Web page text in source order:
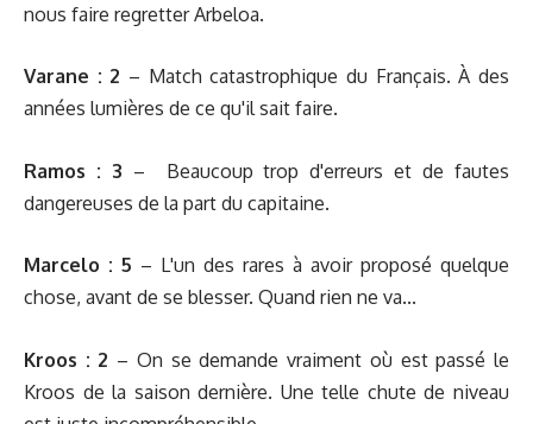
nous faire regretter Arbeloa.
Varane : 2 – Match catastrophique du Français. À des
années lumières de ce qu'il sait faire.
Ramos : 3 – Beaucoup trop d'erreurs et de fautes
dangereuses de la part du capitaine.
Marcelo : 5 – L'un des rares à avoir proposé quelque
chose, avant de se blesser. Quand rien ne va...
Kroos : 2 – On se demande vraiment où est passé le
Kroos de la saison dernière. Une telle chute de niveau